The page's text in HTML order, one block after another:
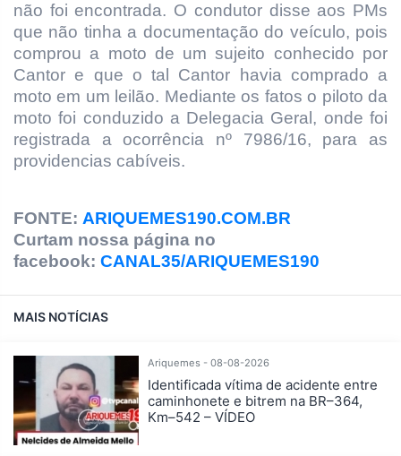
não foi encontrada. O condutor disse aos PMs
que não tinha a documentação do veículo, pois
comprou a moto de um sujeito conhecido por
Cantor e que o tal Cantor havia comprado a
moto em um leilão. Mediante os fatos o piloto da
moto foi conduzido a Delegacia Geral, onde foi
registrada a ocorrência nº 7986/16, para as
providencias cabíveis.
FONTE: ARIQUEMES190.COM.BR
Curtam nossa página no
facebook: CANAL35/ARIQUEMES190
MAIS NOTÍCIAS
Ariquemes - 08-08-2026
Identificada vítima de acidente entre
caminhonete e bitrem na BR–364,
Km–542 – VÍDEO